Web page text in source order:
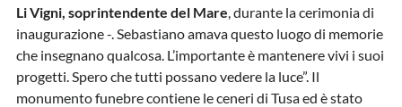
Li Vigni, soprintendente del Mare, durante la cerimonia di
inaugurazione -. Sebastiano amava questo luogo di memorie
che insegnano qualcosa. L’importante è mantenere vivi i suoi
progetti. Spero che tutti possano vedere la luce”. Il
monumento funebre contiene le ceneri di Tusa ed è stato